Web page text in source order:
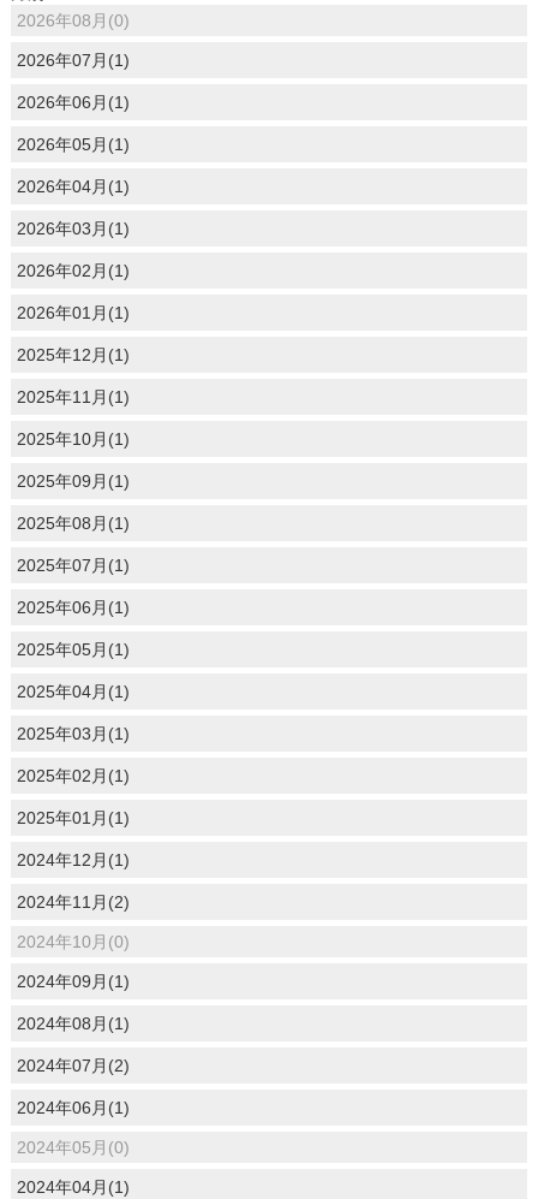
2026年08月(0)
2026年07月(1)
2026年06月(1)
2026年05月(1)
2026年04月(1)
2026年03月(1)
2026年02月(1)
2026年01月(1)
2025年12月(1)
2025年11月(1)
2025年10月(1)
2025年09月(1)
2025年08月(1)
2025年07月(1)
2025年06月(1)
2025年05月(1)
2025年04月(1)
2025年03月(1)
2025年02月(1)
2025年01月(1)
2024年12月(1)
2024年11月(2)
2024年10月(0)
2024年09月(1)
2024年08月(1)
2024年07月(2)
2024年06月(1)
2024年05月(0)
2024年04月(1)